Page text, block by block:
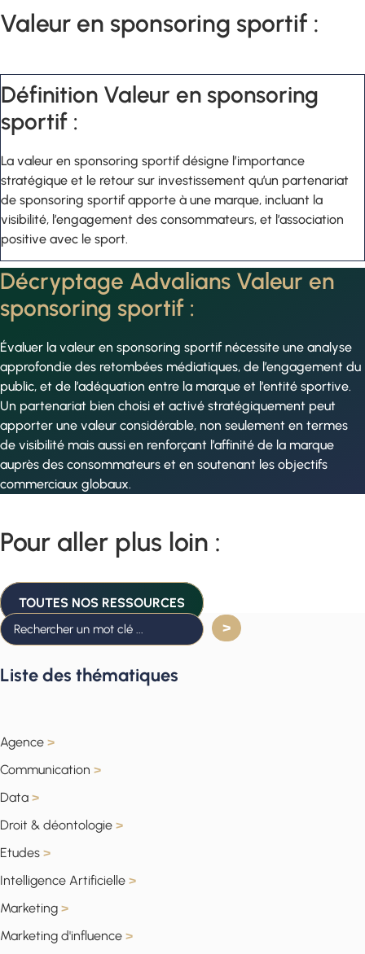
Valeur en sponsoring sportif :
Définition Valeur en sponsoring
sportif :
La valeur en sponsoring sportif désigne l’importance
stratégique et le retour sur investissement qu’un partenariat
de sponsoring sportif apporte à une marque, incluant la
visibilité, l’engagement des consommateurs, et l’association
positive avec le sport.
Décryptage Advalians Valeur en
sponsoring sportif :
Évaluer la valeur en sponsoring sportif nécessite une analyse
approfondie des retombées médiatiques, de l’engagement du
public, et de l’adéquation entre la marque et l’entité sportive.
Un partenariat bien choisi et activé stratégiquement peut
apporter une valeur considérable, non seulement en termes
de visibilité mais aussi en renforçant l’affinité de la marque
auprès des consommateurs et en soutenant les objectifs
commerciaux globaux.
Pour aller plus loin :
TOUTES NOS RESSOURCES
Liste des thématiques
Agence >
Communication >
Data >
Droit & déontologie >
Etudes >
Intelligence Artificielle >
Marketing >
Marketing d'influence >